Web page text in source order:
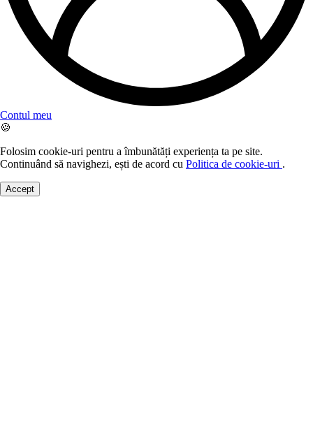
Contul meu
🍪
Folosim cookie-uri pentru a îmbunătăți experiența ta pe site.
Continuând să navighezi, ești de acord cu Politica de cookie-uri .
Accept